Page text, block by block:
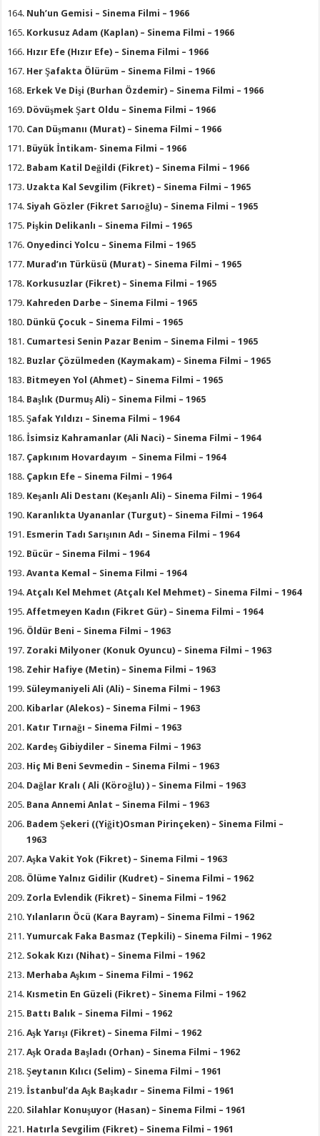
Nuh’un Gemisi – Sinema Filmi – 1966
Korkusuz Adam (Kaplan) – Sinema Filmi – 1966
Hızır Efe (Hızır Efe) – Sinema Filmi – 1966
Her Şafakta Ölürüm – Sinema Filmi – 1966
Erkek Ve Dişi (Burhan Özdemir) – Sinema Filmi – 1966
Dövüşmek Şart Oldu – Sinema Filmi – 1966
Can Düşmanıı (Murat) – Sinema Filmi – 1966
Büyük İntikam- Sinema Filmi – 1966
Babam Katil Değildi (Fikret) – Sinema Filmi – 1966
Uzakta Kal Sevgilim (Fikret) – Sinema Filmi – 1965
Siyah Gözler (Fikret Sarıoğlu) – Sinema Filmi – 1965
Pişkin Delikanlı – Sinema Filmi – 1965
Onyedinci Yolcu – Sinema Filmi – 1965
Murad’ın Türküsü (Murat) – Sinema Filmi – 1965
Korkusuzlar (Fikret) – Sinema Filmi – 1965
Kahreden Darbe – Sinema Filmi – 1965
Dünkü Çocuk – Sinema Filmi – 1965
Cumartesi Senin Pazar Benim – Sinema Filmi – 1965
Buzlar Çözülmeden (Kaymakam) – Sinema Filmi – 1965
Bitmeyen Yol (Ahmet) – Sinema Filmi – 1965
Başlık (Durmuş Ali) – Sinema Filmi – 1965
Şafak Yıldızı – Sinema Filmi – 1964
İsimsiz Kahramanlar (Ali Naci) – Sinema Filmi – 1964
Çapkınım Hovardayım – Sinema Filmi – 1964
Çapkın Efe – Sinema Filmi – 1964
Keşanlı Ali Destanı (Keşanlı Ali) – Sinema Filmi – 1964
Karanlıkta Uyananlar (Turgut) – Sinema Filmi – 1964
Esmerin Tadı Sarışının Adı – Sinema Filmi – 1964
Bücür – Sinema Filmi – 1964
Avanta Kemal – Sinema Filmi – 1964
Atçalı Kel Mehmet (Atçalı Kel Mehmet) – Sinema Filmi – 1964
Affetmeyen Kadın (Fikret Gür) – Sinema Filmi – 1964
Öldür Beni – Sinema Filmi – 1963
Zoraki Milyoner (Konuk Oyuncu) – Sinema Filmi – 1963
Zehir Hafiye (Metin) – Sinema Filmi – 1963
Süleymaniyeli Ali (Ali) – Sinema Filmi – 1963
Kibarlar (Alekos) – Sinema Filmi – 1963
Katır Tırnağı – Sinema Filmi – 1963
Kardeş Gibiydiler – Sinema Filmi – 1963
Hiç Mi Beni Sevmedin – Sinema Filmi – 1963
Dağlar Kralı ( Ali (Köroğlu) ) – Sinema Filmi – 1963
Bana Annemi Anlat – Sinema Filmi – 1963
Badem Şekeri ((Yiğit)Osman Pirinçeken) – Sinema Filmi –
1963
Aşka Vakit Yok (Fikret) – Sinema Filmi – 1963
Ölüme Yalnız Gidilir (Kudret) – Sinema Filmi – 1962
Zorla Evlendik (Fikret) – Sinema Filmi – 1962
Yılanların Öcü (Kara Bayram) – Sinema Filmi – 1962
Yumurcak Faka Basmaz (Tepkili) – Sinema Filmi – 1962
Sokak Kızı (Nihat) – Sinema Filmi – 1962
Merhaba Aşkım – Sinema Filmi – 1962
Kısmetin En Güzeli (Fikret) – Sinema Filmi – 1962
Battı Balık – Sinema Filmi – 1962
Aşk Yarışı (Fikret) – Sinema Filmi – 1962
Aşk Orada Başladı (Orhan) – Sinema Filmi – 1962
Şeytanın Kılıcı (Selim) – Sinema Filmi – 1961
İstanbul’da Aşk Başkadır – Sinema Filmi – 1961
Silahlar Konuşuyor (Hasan) – Sinema Filmi – 1961
Hatırla Sevgilim (Fikret) – Sinema Filmi – 1961